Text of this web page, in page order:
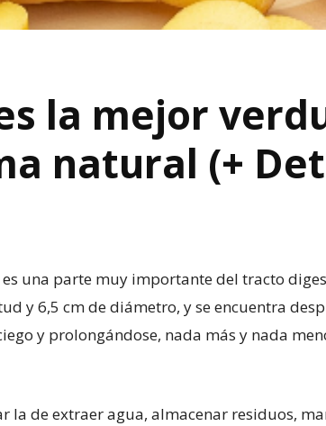
la mejor
natural (+
una parte muy importante del tracto
y 6,5 cm de diámetro, y se encuentra
y prolongándose, nada más y nada
la de extraer agua, almacenar residuos,